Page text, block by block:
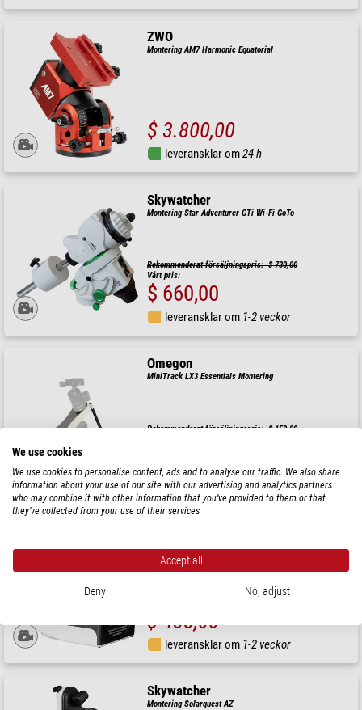
ZWO
Montering AM7 Harmonic Equatorial
$ 3.800,00
leveransklar om24 h
Skywatcher
Montering Star Adventurer GTi Wi-Fi GoTo
Rekommenderat försäljningspris: $ 730,00
Vårt pris:
$ 660,00
leveransklar om 1-2 veckor
Omegon
MiniTrack LX3 Essentials Montering
Rekommenderat försäljningspris: $ 159,00
leveransklar om 24 h
$ 438,00
leveransklar om 1-2 veckor
Skywatcher
Montering Solarquest AZ
We use cookies
We use cookies to personalise content, ads and to analyse our traffic. We also share
information about your use of our site with our advertising and analytics partners
who may combine it with other information that you’ve provided to them or that
they’ve collected from your use of their services
Accept all
Deny No, adjust